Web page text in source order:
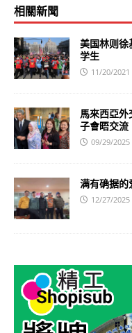
相關新聞
美国林则徐
学生
11/20/2021
馬來西亞
子會晤交流
09/29/2025
满有确据
12/27/2025